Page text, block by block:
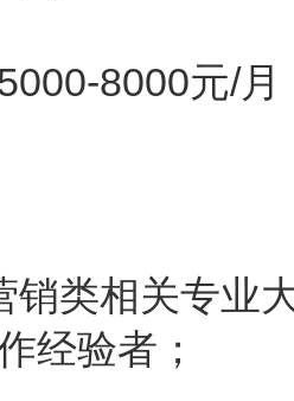
8000元/
销类相关专业
经验者；